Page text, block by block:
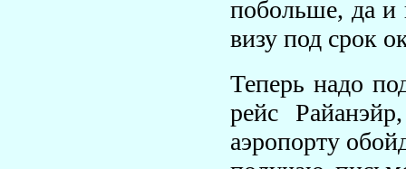
побольше, да и
визу под срок
Теперь надо
рейс
аэропорту